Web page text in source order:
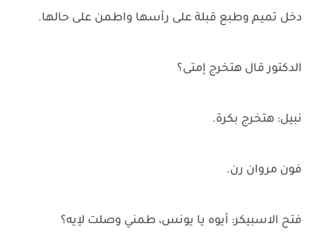
دخل تميم وطبع قبلة على رأسها واطمن على حالها.
الدكتور قال هتخرج إمتى؟
نبيل: هتخرج بكرة.
فون مروان رن.
فتح الاسبيكر: أيوه يا يونس، طمني وصلت لإيه؟